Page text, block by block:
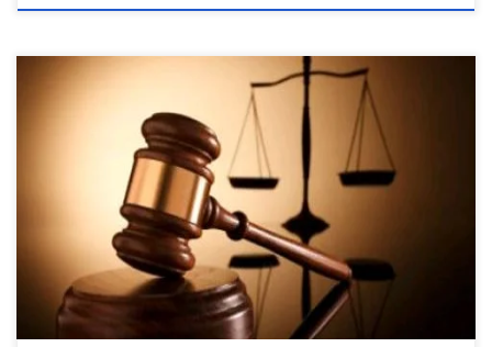
Il caso della responsabilità civile dell’avvocato è spinoso e
controverso, a tal riguardo ci sono diverse sentenze della Corte
di Cassazione che tendono a mettere in luce alcuni aspetti spesso
non osservati e non ben definiti. Se la responsabilità civile del
medico è controversa poiché si va ad operare nel […]